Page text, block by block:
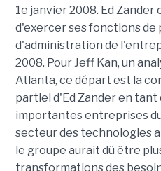
1e janvier 2008. Ed
d'exercer ses fonctions de
d'administration de
2008. Pour Jeff Kan, un
Atlanta, ce départ est la
partiel d'Ed Zander en tant
importantes entreprises
secteur des technologies
le groupe aurait dû être
transformations des